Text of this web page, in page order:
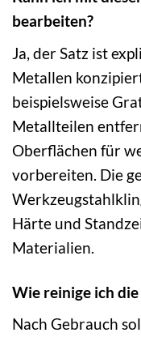
bearbeiten?
Ja, der Satz ist
Metallen
beispielsweise
Metallteilen
Oberflächen für
vorbereiten. Die
Härte und
Materialien.
Wie reinige ich die
Nach Gebrauch